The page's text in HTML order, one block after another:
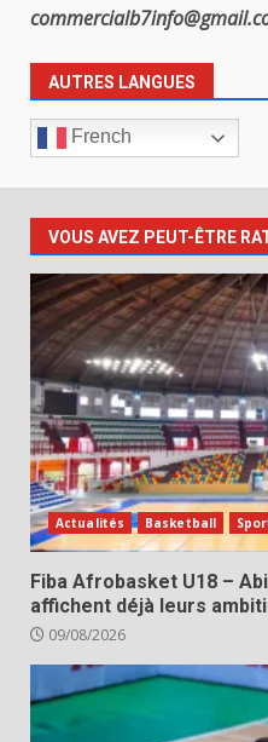
AUTRES LANGUES
French
VOUS AVEZ PEUT-ÊTRE
Actualités Basketball
Fiba Afrobasket U18 –
affichent déjà leurs
09/08/2026